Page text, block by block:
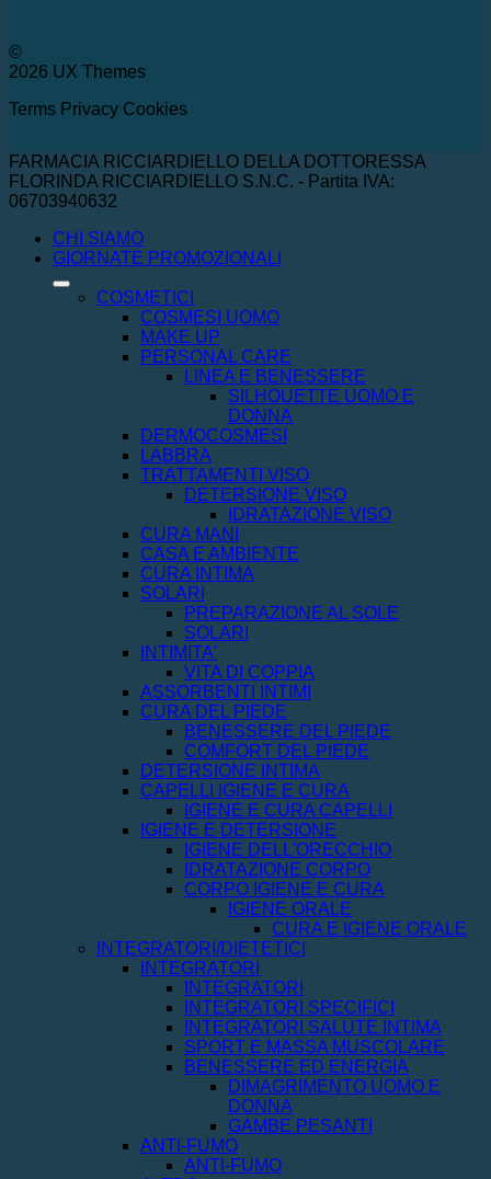
©
2026 UX Themes
Terms Privacy Cookies
FARMACIA RICCIARDIELLO DELLA DOTTORESSA
FLORINDA RICCIARDIELLO S.N.C. - Partita IVA:
06703940632
CHI SIAMO
GIORNATE PROMOZIONALI
COSMETICI
COSMESI UOMO
MAKE UP
PERSONAL CARE
LINEA E BENESSERE
SILHOUETTE UOMO E
DONNA
DERMOCOSMESI
LABBRA
TRATTAMENTI VISO
DETERSIONE VISO
IDRATAZIONE VISO
CURA MANI
CASA E AMBIENTE
CURA INTIMA
SOLARI
PREPARAZIONE AL SOLE
SOLARI
INTIMITA'
VITA DI COPPIA
ASSORBENTI INTIMI
CURA DEL PIEDE
BENESSERE DEL PIEDE
COMFORT DEL PIEDE
DETERSIONE INTIMA
CAPELLI IGIENE E CURA
IGIENE E CURA CAPELLI
IGIENE E DETERSIONE
IGIENE DELL'ORECCHIO
IDRATAZIONE CORPO
CORPO IGIENE E CURA
IGIENE ORALE
CURA E IGIENE ORALE
INTEGRATORI/DIETETICI
INTEGRATORI
INTEGRATORI
INTEGRATORI SPECIFICI
INTEGRATORI SALUTE INTIMA
SPORT E MASSA MUSCOLARE
BENESSERE ED ENERGIA
DIMAGRIMENTO UOMO E
DONNA
GAMBE PESANTI
ANTI-FUMO
ANTI-FUMO